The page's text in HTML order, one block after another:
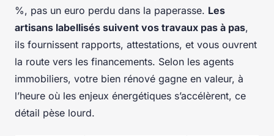
%, pas un euro perdu dans la paperasse. Les
artisans labellisés suivent vos travaux pas à pas,
ils fournissent rapports, attestations, et vous ouvrent
la route vers les financements. Selon les agents
immobiliers, votre bien rénové gagne en valeur, à
l’heure où les enjeux énergétiques s’accélèrent, ce
détail pèse lourd.